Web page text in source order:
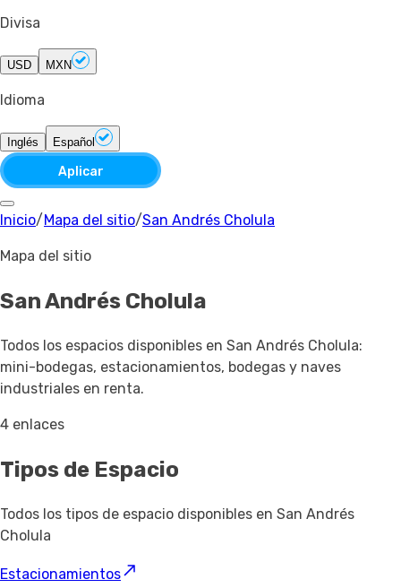
Divisa
USD MXN
Idioma
Inglés Español
Aplicar
Inicio/ Mapa del sitio/San Andrés Cholula
Mapa del sitio
San Andrés Cholula
Todos los espacios disponibles en San Andrés Cholula:
mini-bodegas, estacionamientos, bodegas y naves
industriales en renta.
4 enlaces
Tipos de Espacio
Todos los tipos de espacio disponibles en San Andrés
Cholula
Estacionamientos